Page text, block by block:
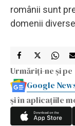
românii sunt
domenii
Urmăriți-ne și pe
Google
și în aplicațiile